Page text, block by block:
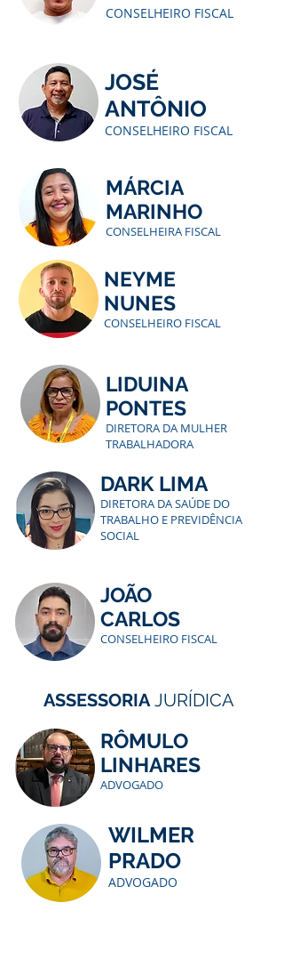
CONSELHEIRO FISCAL
JOSÉ
ANTÔNIO
CONSELHEIRO FISCAL
MÁRCIA
MARINHO
CONSELHEIRA FISCAL
NEYME
NUNES
CONSELHEIRO FISCAL
LIDUINA
PONTES
DIRETORA DA MULHER
TRABALHADORA
DARK LIMA
DIRETORA DA SAÚDE DO
TRABALHO E PREVIDÊNCIA
SOCIAL
JOÃO
CARLOS
CONSELHEIRO FISCAL
ASSESSORIAJURÍDICA
RÔMULO
LINHARES
ADVOGADO
WILMER
PRADO
ADVOGADO